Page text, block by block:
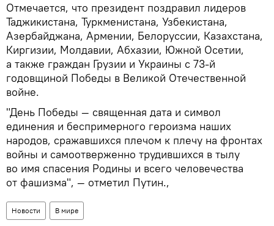
Отмечается, что президент поздравил лидеров
Таджикистана, Туркменистана, Узбекистана,
Азербайджана, Армении, Белоруссии, Казахстана,
Киргизии, Молдавии, Абхазии, Южной Осетии,
а также граждан Грузии и Украины с 73-й
годовщиной Победы в Великой Отечественной
войне.
"День Победы — священная дата и символ
единения и беспримерного героизма наших
народов, сражавшихся плечом к плечу на фронтах
войны и самоотверженно трудившихся в тылу
во имя спасения Родины и всего человечества
от фашизма", — отметил Путин.,
Новости В мире